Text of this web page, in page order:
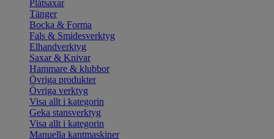
Plåtsaxar
Tänger
Bocka & Forma
Fals & Smidesverktyg
Elhandverktyg
Saxar & Knivar
Hammare & klubbor
Övriga produkter
Övriga verktyg
Visa allt i kategorin
Geka stansverktyg
Visa allt i kategorin
Manuella kantmaskiner